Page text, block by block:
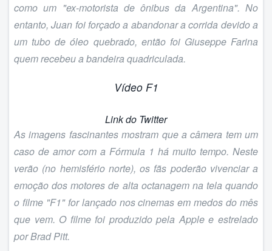
como um "ex-motorista de ônibus da Argentina". No
entanto, Juan foi forçado a abandonar a corrida devido a
um tubo de óleo quebrado, então foi Giuseppe Farina
quem recebeu a bandeira quadriculada.
Vídeo F1
Link do Twitter
As imagens fascinantes mostram que a câmera tem um
caso de amor com a Fórmula 1 há muito tempo. Neste
verão (no hemisfério norte), os fãs poderão vivenciar a
emoção dos motores de alta octanagem na tela quando
o filme "F1" for lançado nos cinemas em medos do mês
que vem. O filme foi produzido pela Apple e estrelado
por Brad Pitt.